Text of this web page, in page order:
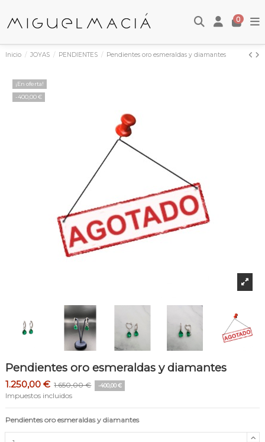
0
Inicio JOYAS PENDIENTES Pendientes oro esmeraldas y diamantes
¡En oferta!
-400,00 €
Pendientes oro esmeraldas y diamantes
1.250,00 € 1.650,00 € -400,00 €
Impuestos incluidos
Pendientes oro esmeraldas y diamantes